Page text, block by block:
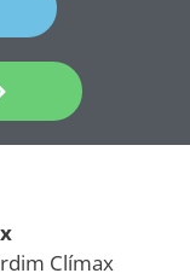
Clímax